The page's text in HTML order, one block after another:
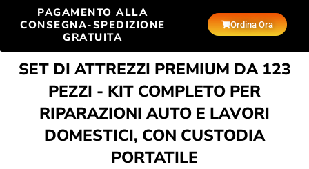
PAGAMENTO ALLA
CONSEGNA-SPEDIZIONE
GRATUITA
Ordina Ora
SET DI ATTREZZI PREMIUM DA 123
PEZZI - KIT COMPLETO PER
RIPARAZIONI AUTO E LAVORI
DOMESTICI, CON CUSTODIA
PORTATILE